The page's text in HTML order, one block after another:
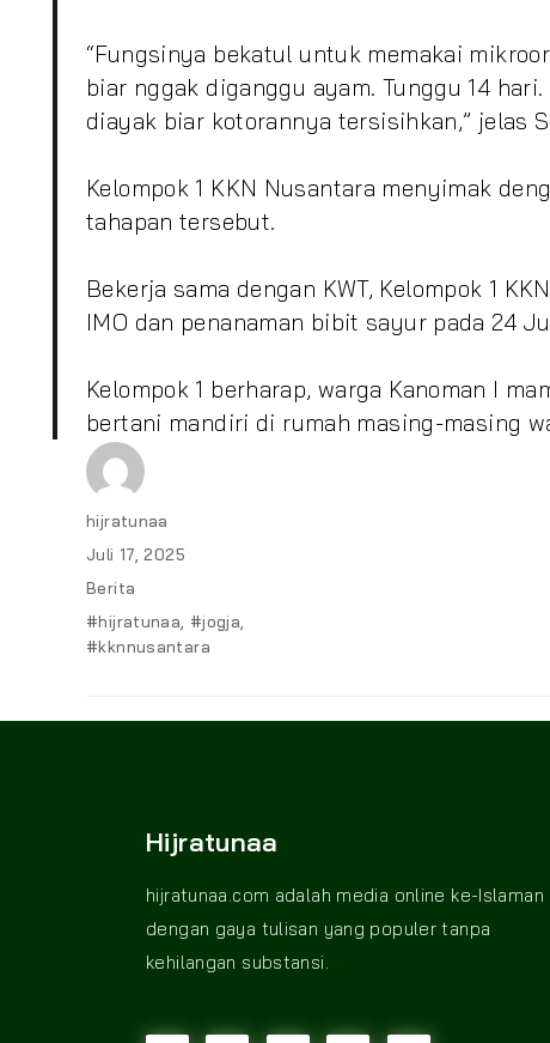
“Fungsinya bekatul untuk memakai
biar nggak diganggu ayam. Tunggu 14
diayak biar kotorannya tersisihkan,” jelas
Kelompok 1 KKN Nusantara menyimak
tahapan tersebut.
Bekerja sama dengan KWT, Kelompok 1
IMO dan penanaman bibit sayur pada 24
Kelompok 1 berharap, warga Kanoman I
bertani mandiri di rumah masing-masing
Author
hijratunaa
Posted
on
Juli 17, 2025
Categories
Berita
Tags
#hijratunaa, #jogja,
#kknnusantara
Hijratunaa
hijratunaa.com adalah media online ke-Islaman
dengan gaya tulisan yang populer tanpa
kehilangan substansi.